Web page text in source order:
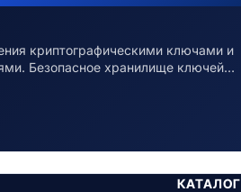
криптографическими ключами и
Безопасное хранилище ключей…
КАТАЛОГ